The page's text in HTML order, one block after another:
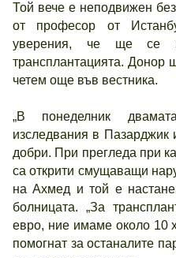
Той вече е неподвижен
от професор от
уверения, че ще се
трансплантацията. Донор
четем още във вестника.
„В понеделник
изследвания в Пазарджик
добри. При прегледа при
са открити смущаващи
на Ахмед и той е
болницата. „За
евро, ние имаме около 10
помогнат за останалите